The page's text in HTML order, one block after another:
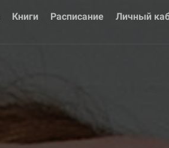
Книги Расписание Личный